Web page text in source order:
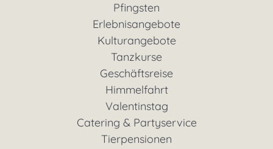
Pfingsten
Erlebnisangebote
Kulturangebote
Tanzkurse
Geschäftsreise
Himmelfahrt
Valentinstag
Catering & Partyservice
Tierpensionen